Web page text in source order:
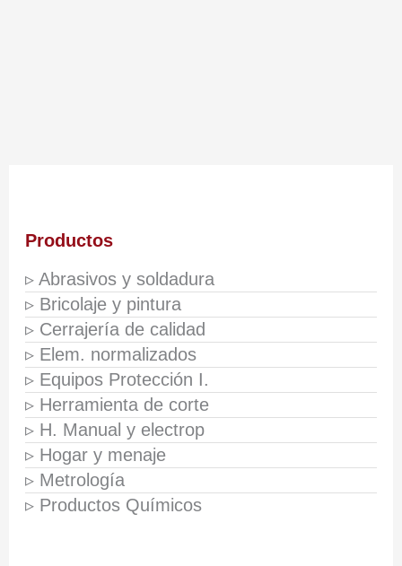
Productos
▹ Abrasivos y soldadura
▹ Bricolaje y pintura
▹ Cerrajería de calidad
▹ Elem. normalizados
▹ Equipos Protección I.
▹ Herramienta de corte
▹ H. Manual y electrop
▹ Hogar y menaje
▹ Metrología
▹ Productos Químicos